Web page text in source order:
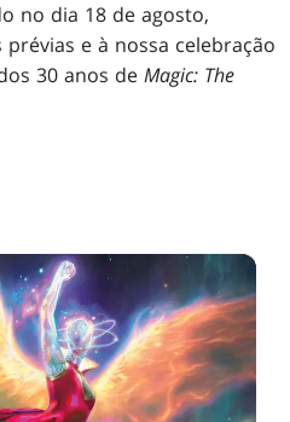
no dia 18 de agosto,
e à nossa celebração
30 anos deMagic: The